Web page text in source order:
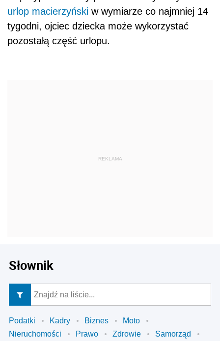
urlop macierzyński w wymiarze co najmniej 14
tygodni, ojciec dziecka może wykorzystać
pozostałą część urlopu.
Słownik
Podatki Kadry Biznes
Moto
Nieruchomości
Prawo Zdrowie
Samorząd